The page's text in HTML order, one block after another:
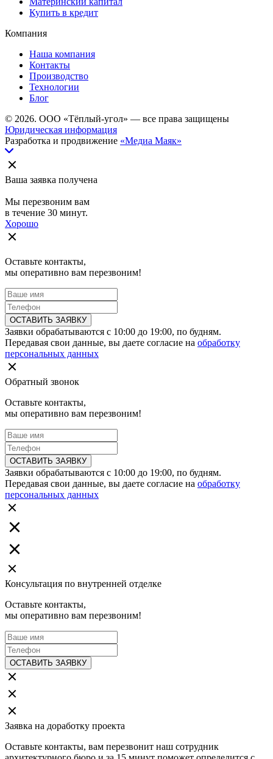
Купить в кредит
Компания
Наша компания
Контакты
Производство
Технологии
Блог
© 2026. ООО «Тёплый-угол» — все права защищены
Юридическая информация
Разработка и продвижение «Медиа Маяк»
Ваша заявка получена
Мы перезвоним вам
в течение 30 минут.
Хорошо
Оставьте контакты,
мы оперативно вам перезвоним!
ОСТАВИТЬ ЗАЯВКУ
Заявки обрабатываются с 10:00 до 19:00, по будням.
Передавая свои данные, вы даете согласие на обработку
персональных данных
Обратный звонок
Оставьте контакты,
мы оперативно вам перезвоним!
ОСТАВИТЬ ЗАЯВКУ
Заявки обрабатываются с 10:00 до 19:00, по будням.
Передавая свои данные, вы даете согласие на обработку
персональных данных
Консультация по внутренней отделке
Оставьте контакты,
мы оперативно вам перезвоним!
ОСТАВИТЬ ЗАЯВКУ
Заявка на доработку проекта
Оставьте контакты, вам перезвонит наш сотрудник